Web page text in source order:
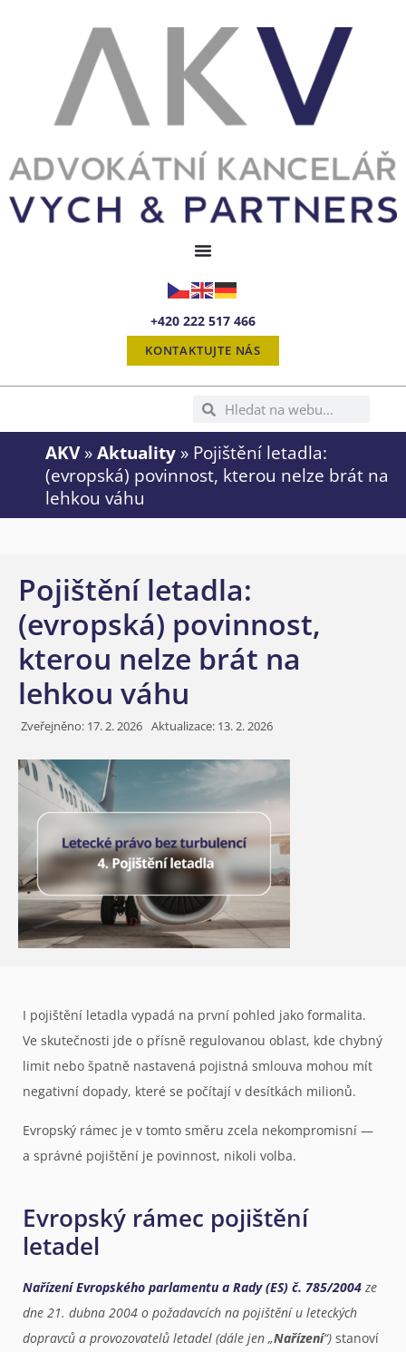
+420 222 517 466
KONTAKTUJTE NÁS
AKV» Aktuality » Pojištění letadla:
(evropská) povinnost, kterou nelze brát na
lehkou váhu
Pojištění letadla:
(evropská) povinnost,
kterou nelze brát na
lehkou váhu
Zveřejněno: 17. 2. 2026 Aktualizace: 13. 2. 2026
I pojištění letadla vypadá na první pohled jako formalita.
Ve skutečnosti jde o přísně regulovanou oblast, kde chybný
limit nebo špatně nastavená pojistná smlouva mohou mít
negativní dopady, které se počítají v desítkách milionů.
Evropský rámec je v tomto směru zcela nekompromisní —
a správné pojištění je povinnost, nikoli volba.
Evropský rámec pojištění
letadel
Nařízení Evropského parlamentu a Rady (ES) č. 785/2004 ze
dne 21. dubna 2004 o požadavcích na pojištění u leteckých
dopravců a provozovatelů letadel (dále jen „Nařízení“) stanoví